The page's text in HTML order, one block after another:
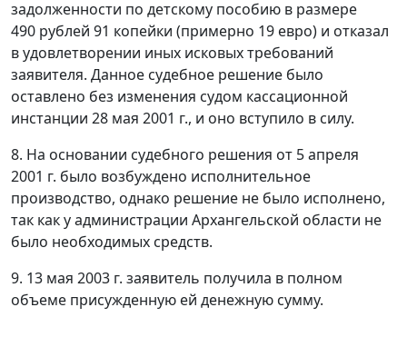
задолженности по детскому пособию в размере
490 рублей 91 копейки (примерно 19 евро) и отказал
в удовлетворении иных исковых требований
заявителя. Данное судебное решение было
оставлено без изменения судом кассационной
инстанции 28 мая 2001 г., и оно вступило в силу.
8. На основании судебного решения от 5 апреля
2001 г. было возбуждено исполнительное
производство, однако решение не было исполнено,
так как у администрации Архангельской области не
было необходимых средств.
9. 13 мая 2003 г. заявитель получила в полном
объеме присужденную ей денежную сумму.